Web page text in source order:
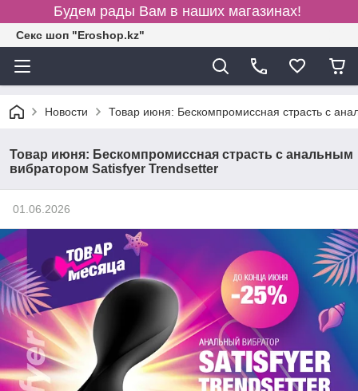
Будем рады Вам в наших магазинах!
Секс шоп "Eroshop.kz"
Новости Товар июня: Бескомпромиссная страсть с
Товар июня: Бескомпромиссная страсть с анальным
вибратором Satisfyer Trendsetter
01.06.2026